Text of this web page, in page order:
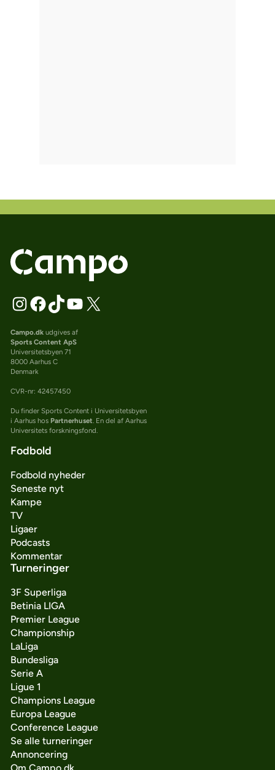
Campo.dkudgives af
Sports Content ApS
Universitetsbyen 71
8000 Aarhus C
Denmark
CVR-nr: 42457450
Du finder Sports Content i Universitetsbyen
i Aarhus hos Partnerhuset. En del af Aarhus
Universitets forskningsfond.
Fodbold
Fodbold nyheder
Seneste nyt
Kampe
TV
Ligaer
Podcasts
Kommentar
Turneringer
3F Superliga
Betinia LIGA
Premier League
Championship
LaLiga
Bundesliga
Serie A
Ligue 1
Champions League
Europa League
Conference League
Se alle turneringer
Annoncering